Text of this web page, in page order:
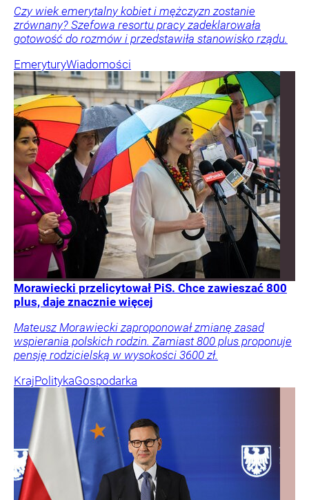
Czy wiek emerytalny kobiet i mężczyzn zostanie
zrównany? Szefowa resortu pracy zadeklarowała
gotowość do rozmów i przedstawiła stanowisko rządu.
EmeryturyWiadomości
Morawiecki przelicytował PiS. Chce zawieszać 800
plus, daje znacznie więcej
Mateusz Morawiecki zaproponował zmianę zasad
wspierania polskich rodzin. Zamiast 800 plus proponuje
pensję rodzicielską w wysokości 3600 zł.
KrajPolitykaGospodarka